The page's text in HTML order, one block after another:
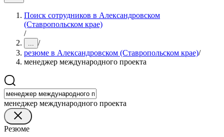
Поиск сотрудников в Александровском
(Ставропольском крае)
/
... /
резюме в Александровском (Ставропольском крае)/
менеджер международного проекта
менеджер международного проекта
Резюме